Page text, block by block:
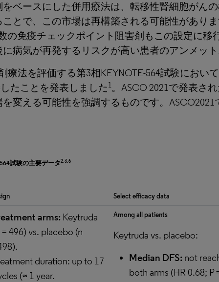
ベースにした併用療法は、転移性腎細胞がん
とで、この市場は再構築される可能性があり
の免疫チェックポイント阻害剤もこの設定に
病気が再発するリスクが高い患者のアンメッ
療法を評価する第3相KEYNOTE-564試験におい
たことを発表しました1 。ASCO 2021で発表さ
変える可能性を強調するものです。ASCO2021
試験の主要データ2,3,6
Select efficacy data
arms: Keytruda
= 496) vs. placebo (n
duration: up to 17
(≈ 1 year.
Among all patients
Keytruda vs. placebo:
Median DFS: not
both arms (HR 0.68; P